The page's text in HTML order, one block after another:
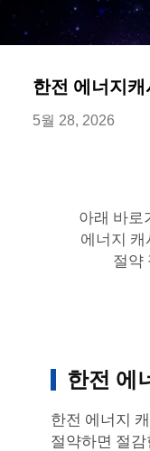
기
한전 에너지
5월 28, 2026
아래 바로
에너지 캐
절약
한전 에
한전 에너지
절약하면 절